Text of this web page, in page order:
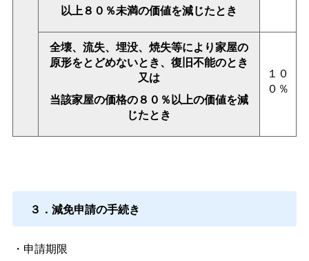
以上８０％未満の価値を減じたとき
全壊、流失、埋没、焼失等により家屋の
原形をとどめないとき、復旧不能のとき
又は
当該家屋の価格の８０％以上の価値を減
じたとき
１０
０％
３．減免申請の手続き
・申請期限